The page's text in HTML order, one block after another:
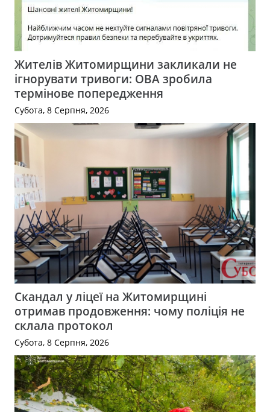
Жителів Житомирщини закликали не
ігнорувати тривоги: ОВА зробила
термінове попередження
Субота, 8 Серпня, 2026
Скандал у ліцеї на Житомирщині
отримав продовження: чому поліція не
склала протокол
Субота, 8 Серпня, 2026